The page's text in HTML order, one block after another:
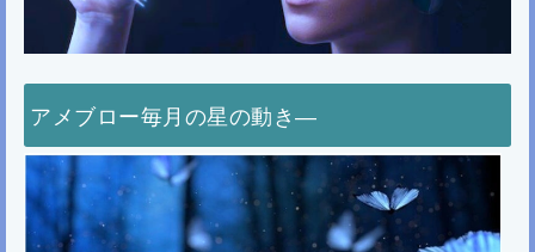
アメブロー毎月の星の動き―